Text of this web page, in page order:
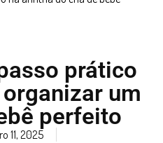
prático
um
perfeito
11, 2025